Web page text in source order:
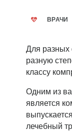
ВРАЧИ
Для разных
разную
классу
Одним из
является
лечебный